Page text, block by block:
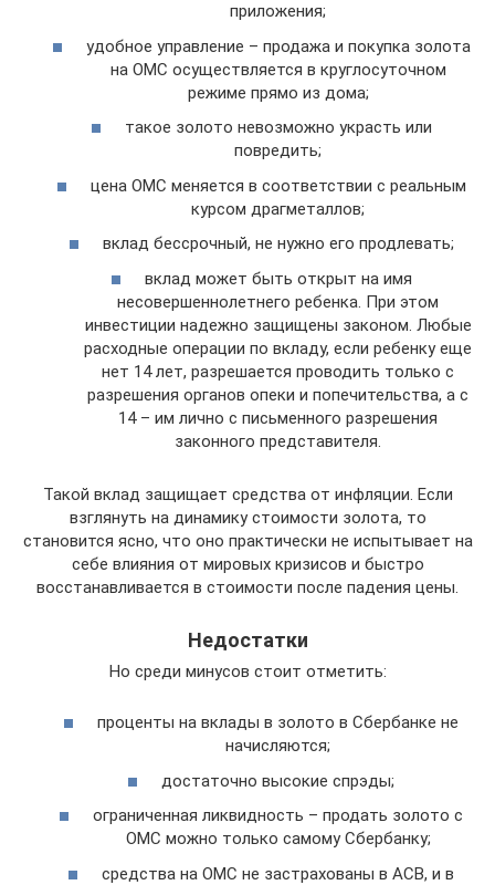
приложения;
удобное управление – продажа и покупка золота
на ОМС осуществляется в круглосуточном
режиме прямо из дома;
такое золото невозможно украсть или
повредить;
цена ОМС меняется в соответствии с реальным
курсом драгметаллов;
вклад бессрочный, не нужно его продлевать;
вклад может быть открыт на имя
несовершеннолетнего ребенка. При этом
инвестиции надежно защищены законом. Любые
расходные операции по вкладу, если ребенку еще
нет 14 лет, разрешается проводить только с
разрешения органов опеки и попечительства, а с
14 – им лично с письменного разрешения
законного представителя.
Такой вклад защищает средства от инфляции. Если
взглянуть на динамику стоимости золота, то
становится ясно, что оно практически не испытывает на
себе влияния от мировых кризисов и быстро
восстанавливается в стоимости после падения цены.
Недостатки
Но среди минусов стоит отметить:
проценты на вклады в золото в Сбербанке не
начисляются;
достаточно высокие спрэды;
ограниченная ликвидность – продать золото с
ОМС можно только самому Сбербанку;
средства на ОМС не застрахованы в АСВ, и в